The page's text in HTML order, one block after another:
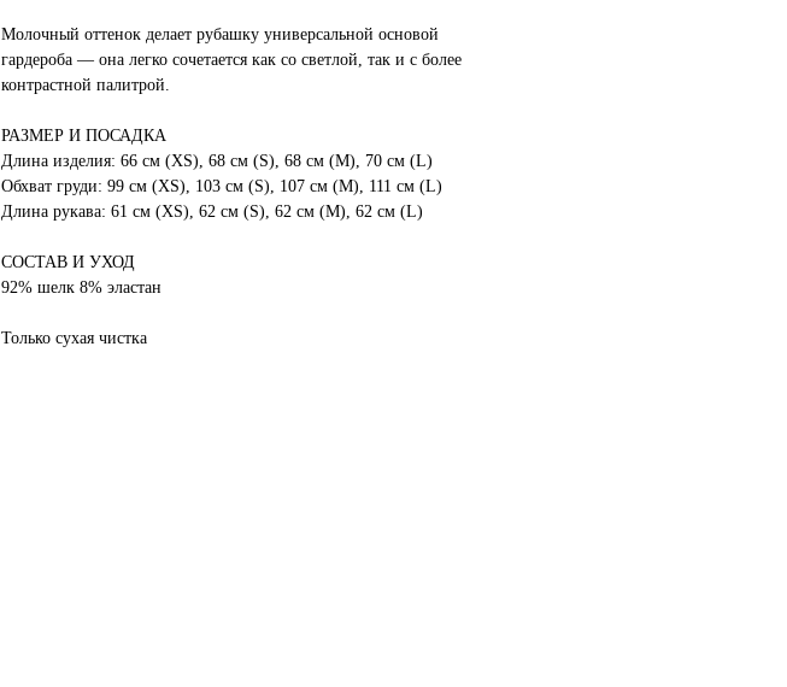
Молочный оттенок делает рубашку универсальной основой
гардероба — она легко сочетается как со светлой, так и с более
контрастной палитрой.
РАЗМЕР И ПОСАДКА
Длина изделия: 66 см (XS), 68 см (S), 68 см (M), 70 см (L)
Обхват груди: 99 см (XS), 103 см (S), 107 см (M), 111 см (L)
Длина рукава: 61 см (XS), 62 см (S), 62 см (M), 62 см (L)
СОСТАВ И УХОД
92% шелк 8% эластан
Только сухая чистка